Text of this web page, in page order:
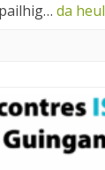
da